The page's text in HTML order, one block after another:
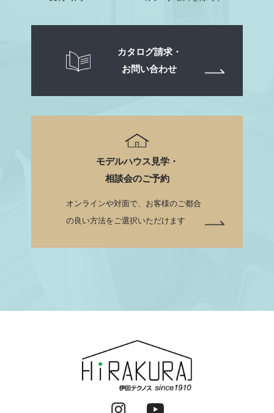
カタログ請求・
お問い合わせ
モデルハウス見学・
相談会のご予約
オンラインや対面で、お客様のご都合
の良い方法をご選択いただけます